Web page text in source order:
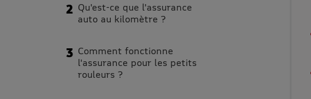
Qu'est-ce que l'assurance
auto au kilomètre ?
Comment fonctionne
l'assurance pour les petits
rouleurs ?